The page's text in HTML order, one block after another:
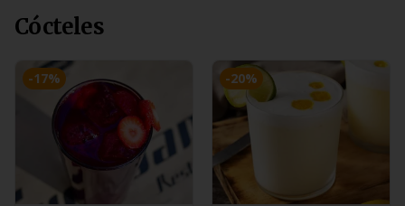
Cócteles
-17% -20%